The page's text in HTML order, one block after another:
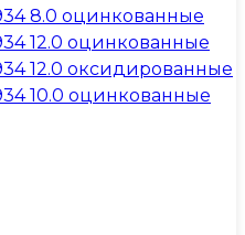
8.0 оцинкованные
12.0 оцинкованные
12.0 оксидированные
10.0 оцинкованные